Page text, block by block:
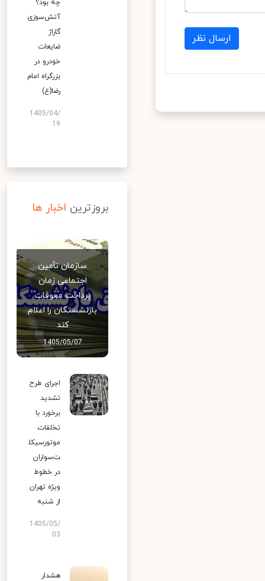
ارسال نظر
چه بود؟
آتش‌سوزی
گاراژ
ضایعات
خودرو در
بزرگراه امام
رضا(ع)
1405/04/
19
بروزترین اخبار ها
سازمان تأمین
اجتماعی زمان
پرداخت معوقات
بازنشستگان را اعلام
کند
1405/05/07
اجرای طرح
تشدید
برخورد با
تخلفات
موتورسیکل
ت‌سواران
در خطوط
ویژه تهران
از شنبه
1405/05/
03
هشدار